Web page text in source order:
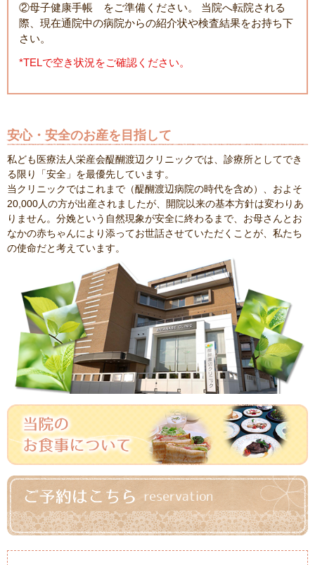
②母子健康手帳 をご準備ください。 当院へ転院される
際、現在通院中の病院からの紹介状や検査結果をお持ち下
さい。
*TELで空き状況をご確認ください。
安心・安全のお産を目指して
私ども医療法人栄産会醍醐渡辺クリニックでは、診療所としてでき
る限り「安全」を最優先しています。
当クリニックではこれまで（醍醐渡辺病院の時代を含め）、およそ
20,000人の方が出産されましたが、開院以来の基本方針は変わりあ
りません。分娩という自然現象が安全に終わるまで、お母さんとお
なかの赤ちゃんにより添ってお世話させていただくことが、私たち
の使命だと考えています。